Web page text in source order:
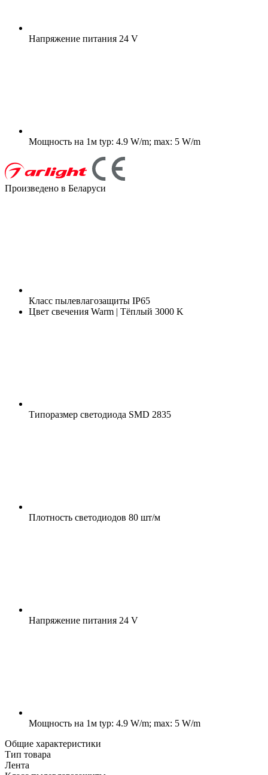
Напряжение питания 24 V
Мощность на 1м typ: 4.9 W/m; max: 5 W/m
Произведено в Беларуси
Класс пылевлагозащиты IP65
Цвет свечения Warm | Тёплый 3000 K
Типоразмер светодиода SMD 2835
Плотность светодиодов 80 шт/м
Напряжение питания 24 V
Мощность на 1м typ: 4.9 W/m; max: 5 W/m
Общие характеристики
Тип товара
Лента